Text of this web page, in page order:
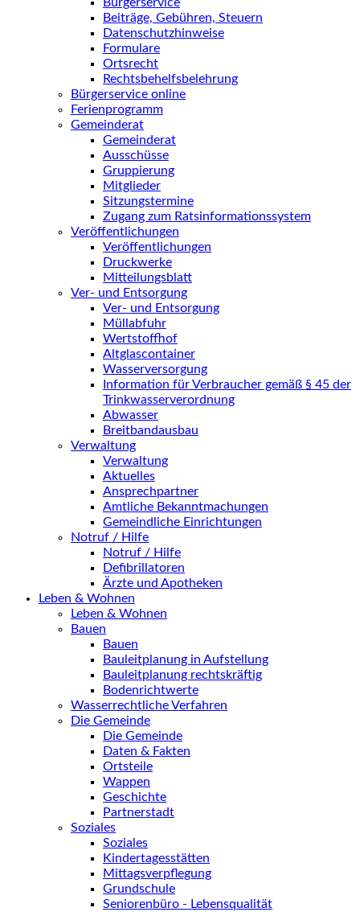
Bürgerservice
Beiträge, Gebühren, Steuern
Datenschutzhinweise
Formulare
Ortsrecht
Rechtsbehelfsbelehrung
Bürgerservice online
Ferienprogramm
Gemeinderat
Gemeinderat
Ausschüsse
Gruppierung
Mitglieder
Sitzungstermine
Zugang zum Ratsinformationssystem
Veröffentlichungen
Veröffentlichungen
Druckwerke
Mitteilungsblatt
Ver- und Entsorgung
Ver- und Entsorgung
Müllabfuhr
Wertstoffhof
Altglascontainer
Wasserversorgung
Information für Verbraucher gemäß § 45 der
Trinkwasserverordnung
Abwasser
Breitbandausbau
Verwaltung
Verwaltung
Aktuelles
Ansprechpartner
Amtliche Bekanntmachungen
Gemeindliche Einrichtungen
Notruf / Hilfe
Notruf / Hilfe
Defibrillatoren
Ärzte und Apotheken
Leben & Wohnen
Leben & Wohnen
Bauen
Bauen
Bauleitplanung in Aufstellung
Bauleitplanung rechtskräftig
Bodenrichtwerte
Wasserrechtliche Verfahren
Die Gemeinde
Die Gemeinde
Daten & Fakten
Ortsteile
Wappen
Geschichte
Partnerstadt
Soziales
Soziales
Kindertagesstätten
Mittagsverpflegung
Grundschule
Seniorenbüro - Lebensqualität